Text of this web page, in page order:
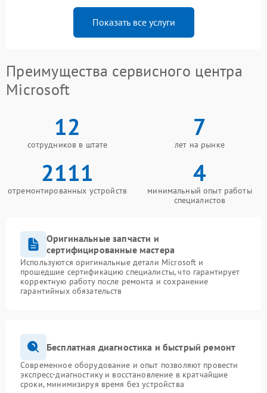
Показать все услуги
Преимущества сервисного центра
Microsoft
12
сотрудников в штате
7
лет на рынке
2111
отремонтированных устройств
4
минимальный опыт работы
специалистов
Оригинальные запчасти и
сертифицированные мастера
Используются оригинальные детали Microsoft и
прошедшие сертификацию специалисты, что гарантирует
корректную работу после ремонта и сохранение
гарантийных обязательств
Бесплатная диагностика и быстрый ремонт
Современное оборудование и опыт позволяют провести
экспресс-диагностику и восстановление в кратчайшие
сроки, минимизируя время без устройства